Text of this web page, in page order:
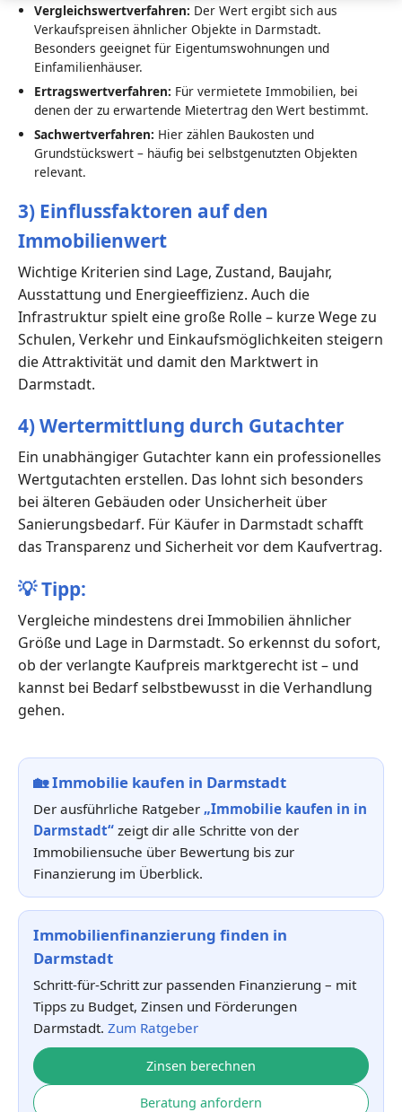
Vergleichswertverfahren: Der Wert ergibt sich aus
Verkaufspreisen ähnlicher Objekte in Darmstadt.
Besonders geeignet für Eigentumswohnungen und
Einfamilienhäuser.
Ertragswertverfahren: Für vermietete Immobilien, bei
denen der zu erwartende Mietertrag den Wert bestimmt.
Sachwertverfahren: Hier zählen Baukosten und
Grundstückswert – häufig bei selbstgenutzten Objekten
relevant.
3) Einflussfaktoren auf den
Immobilienwert
Wichtige Kriterien sind Lage, Zustand, Baujahr,
Ausstattung und Energieeffizienz. Auch die
Infrastruktur spielt eine große Rolle – kurze Wege zu
Schulen, Verkehr und Einkaufsmöglichkeiten steigern
die Attraktivität und damit den Marktwert in
Darmstadt.
4) Wertermittlung durch Gutachter
Ein unabhängiger Gutachter kann ein professionelles
Wertgutachten erstellen. Das lohnt sich besonders
bei älteren Gebäuden oder Unsicherheit über
Sanierungsbedarf. Für Käufer in Darmstadt schafft
das Transparenz und Sicherheit vor dem Kaufvertrag.
💡Tipp:
Vergleiche mindestens drei Immobilien ähnlicher
Größe und Lage in Darmstadt. So erkennst du sofort,
ob der verlangte Kaufpreis marktgerecht ist – und
kannst bei Bedarf selbstbewusst in die Verhandlung
gehen.
🏡Immobilie kaufen in Darmstadt
Der ausführliche Ratgeber „Immobilie kaufen in in
Darmstadt“ zeigt dir alle Schritte von der
Immobiliensuche über Bewertung bis zur
Finanzierung im Überblick.
Immobilienfinanzierung finden in
Darmstadt
Schritt-für-Schritt zur passenden Finanzierung – mit
Tipps zu Budget, Zinsen und Förderungen
Darmstadt. Zum Ratgeber
Zinsen berechnen
Beratung anfordern